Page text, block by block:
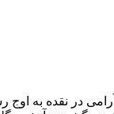
در نقده به